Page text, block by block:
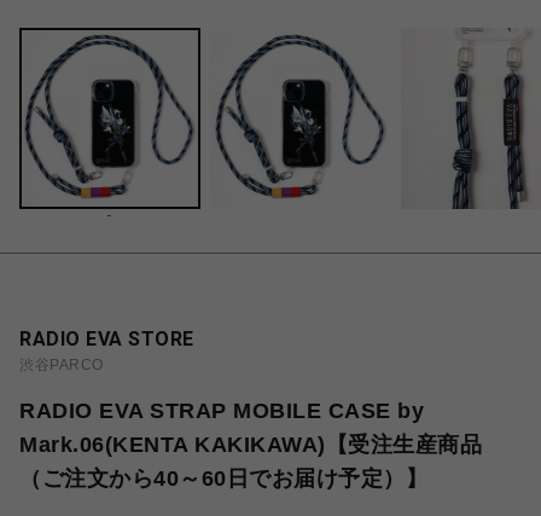
-
RADIO EVA STORE
渋谷PARCO
RADIO EVA STRAP MOBILE CASE by
Mark.06(KENTA KAKIKAWA)【受注生産商品
（ご注文から40～60日でお届け予定）】